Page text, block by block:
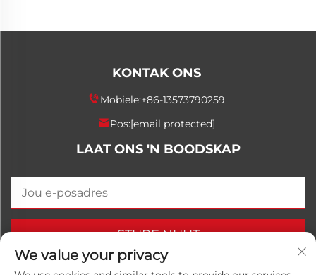
KONTAK ONS
Mobiele:+86-13573790259
Pos:[email protected]
LAAT ONS 'N BOODSKAP
STURF NUUT
We value your privacy